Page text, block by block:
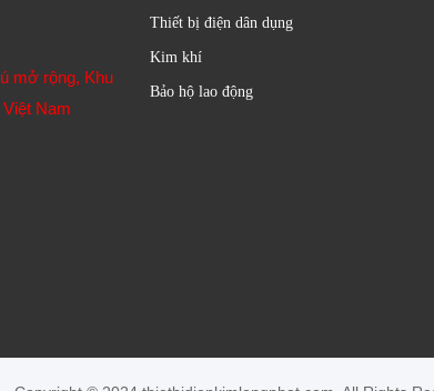
mở rộng, Khu
Nam
Thiết bị điện dân dụng
Kim khí
Bảo hộ lao động